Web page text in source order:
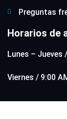
Preguntas
Horarios de
Lunes – Jueves
Viernes / 9:00